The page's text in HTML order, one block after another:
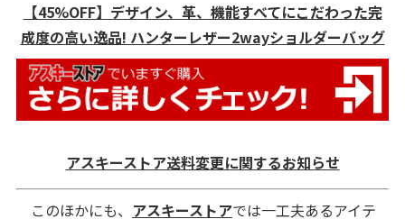
【45%OFF】デザイン、革、機能すべてにこだわった完
成度の高い逸品! ハンターレザー2wayショルダーバッグ
アスキーストア送料変更に関するお知らせ
このほかにも、 アスキーストアでは一工夫あるアイテ